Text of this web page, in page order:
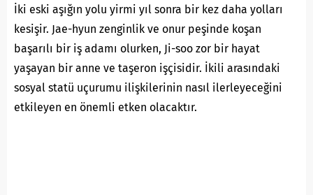
İki eski aşığın yolu yirmi yıl sonra bir kez daha yolları
kesişir. Jae-hyun zenginlik ve onur peşinde koşan
başarılı bir iş adamı olurken, Ji-soo zor bir hayat
yaşayan bir anne ve taşeron işçisidir. İkili arasındaki
sosyal statü uçurumu ilişkilerinin nasıl ilerleyeceğini
etkileyen en önemli etken olacaktır.